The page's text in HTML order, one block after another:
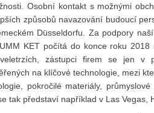
Osobní kontakt s možnými
způsobů navazování budoucí
Düsseldorfu. Za podpory
KET počítá do konce roku
zástupci firem se jen v
na klíčové technologie, mezi
pokročilé materiály,
tak představí například v Las Vegas,